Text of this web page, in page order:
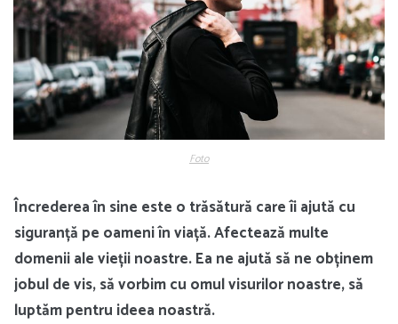
Foto
Încrederea în sine este o trăsătură care îi ajută cu
siguranță pe oameni în viață. Afectează multe
domenii ale vieții noastre. Ea ne ajută să ne obținem
jobul de vis, să vorbim cu omul visurilor noastre, să
luptăm pentru ideea noastră.